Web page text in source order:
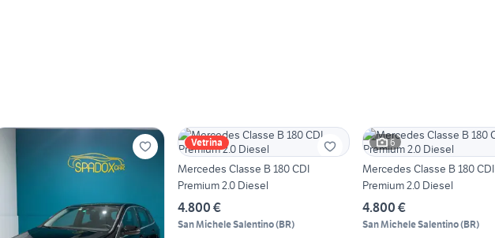
Vetrina
Mercedes Classe B 180 CDI
Premium 2.0 Diesel
4.800 €
San Michele Salentino(BR)
6
Mercedes Classe B 180 CDI
Premium 2.0 Diesel
4.800 €
San Michele Salentino(BR)